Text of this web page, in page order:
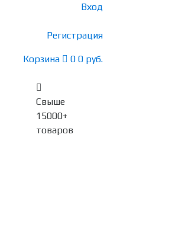
Вход
Регистрация
Корзина 0 0 руб.
Свыше
15000+
товаров